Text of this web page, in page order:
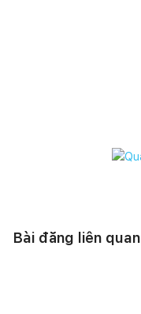
Bài đăng liên quan